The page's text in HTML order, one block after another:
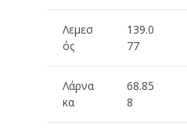
Λεμεσ
ός
139.0
77
Λάρνα
κα
68.85
8